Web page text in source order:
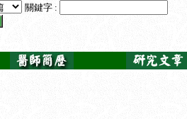
關鍵字 :